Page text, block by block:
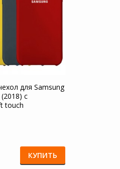
для Samsung
(2018) с
touch
КУПИТЬ